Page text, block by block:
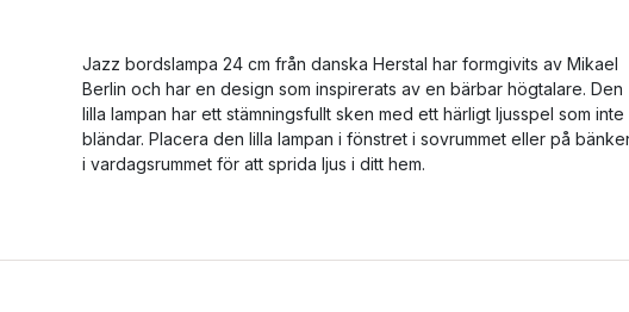
Jazz bordslampa 24 cm från danska Herstal har formgivits av Mikael
Berlin och har en design som inspirerats av en bärbar högtalare. Den
lilla lampan har ett stämningsfullt sken med ett härligt ljusspel som inte
bländar. Placera den lilla lampan i fönstret i sovrummet eller på
i vardagsrummet för att sprida ljus i ditt hem.